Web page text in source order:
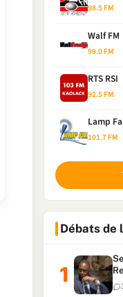
98.5 FM
Walf FM
99.0 FM
RTS RSI
92.5 FM
Lamp
101.7 FM
Débats de